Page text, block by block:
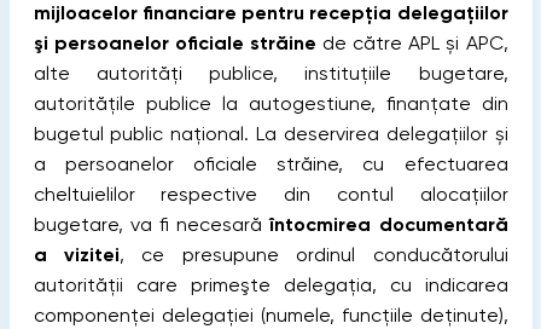
mijloacelor financiare pentru recepția delegaţiilor
şi persoanelor oficiale străine de către APL și APC,
alte autorităţi publice, instituţiile bugetare,
autoritățile publice la autogestiune, finanţate din
bugetul public naţional. La deservirea delegațiilor și
a persoanelor oficiale străine, cu efectuarea
cheltuielilor respective din contul alocaţiilor
bugetare, va fi necesarăîntocmirea documentară
a vizitei, ce presupune ordinul conducătorului
autorităţii care primeşte delegaţia, cu indicarea
componenţei delegaţiei (numele, funcţiile deţinute),